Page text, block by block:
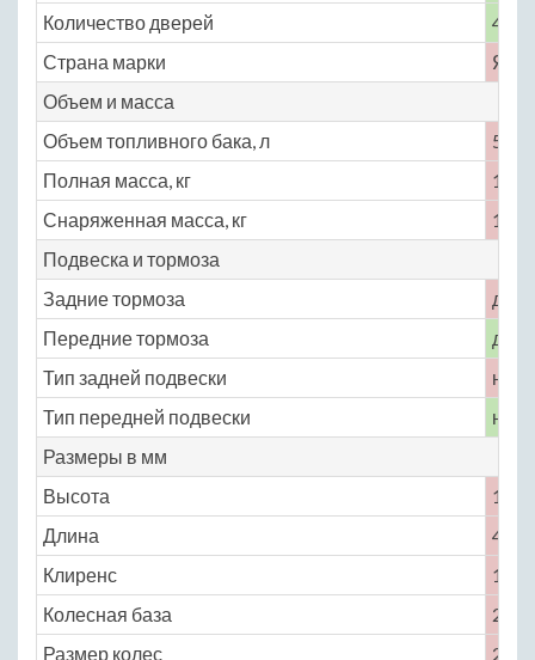
Количество дверей
4
Страна марки
Объем и масса
Объем топливного бака, л
55
Полная масса, кг
1865
Снаряженная масса, кг
1590
Подвеска и тормоза
Задние тормоза
Передние тормоза
Тип задней подвески
Тип передней подвески
Размеры в мм
Высота
1495
Длина
4610
Клиренс
150
Колесная база
2700
Размер колес
205